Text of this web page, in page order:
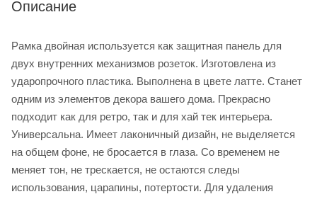
Описание
Рамка двойная используется как защитная панель для
двух внутренних механизмов розеток. Изготовлена из
ударопрочного пластика. Выполнена в цвете латте. Станет
одним из элементов декора вашего дома. Прекрасно
подходит как для ретро, так и для хай тек интерьера.
Универсальна. Имеет лаконичный дизайн, не выделяется
на общем фоне, не бросается в глаза. Со временем не
меняет тон, не трескается, не остаются следы
использования, царапины, потертости. Для удаления